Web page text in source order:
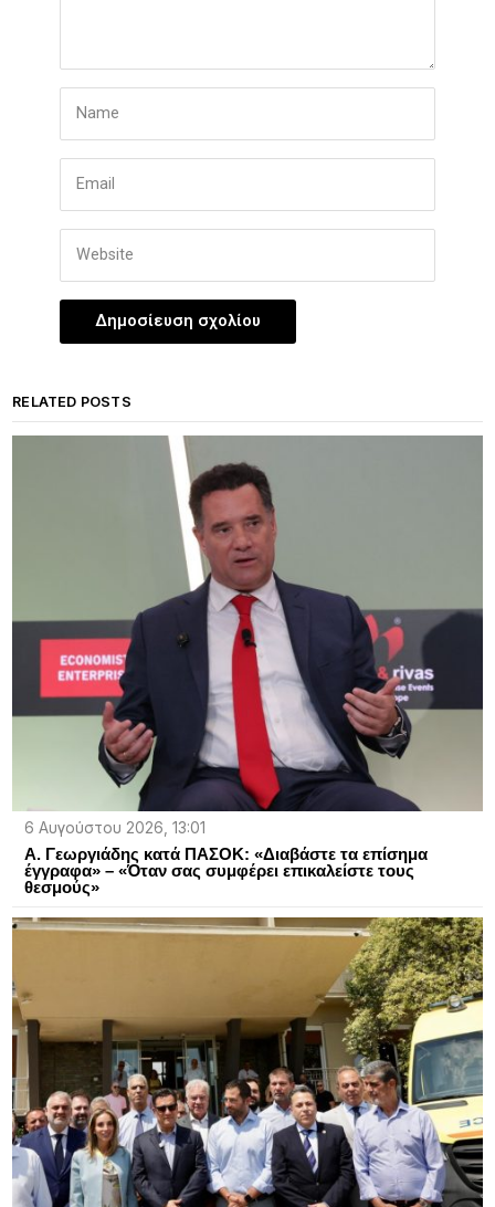
RELATED POSTS
6 Αυγούστου 2026, 13:01
Α. Γεωργιάδης κατά ΠΑΣΟΚ: «Διαβάστε τα επίσημα
έγγραφα» – «Όταν σας συμφέρει επικαλείστε τους
θεσμούς»